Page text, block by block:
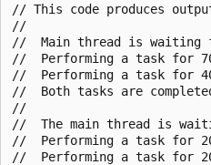
// This code produces
//
//  Main thread is waiting
//  Performing a task for
//  Performing a task for
//  Both tasks are
//
//  The main thread is
//  Performing a task for
//  Performing a task for